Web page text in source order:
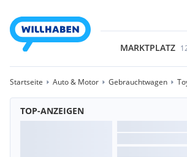
MARKTPLATZ
Startseite Auto & Motor Gebrauchtwagen
TOP-ANZEIGEN